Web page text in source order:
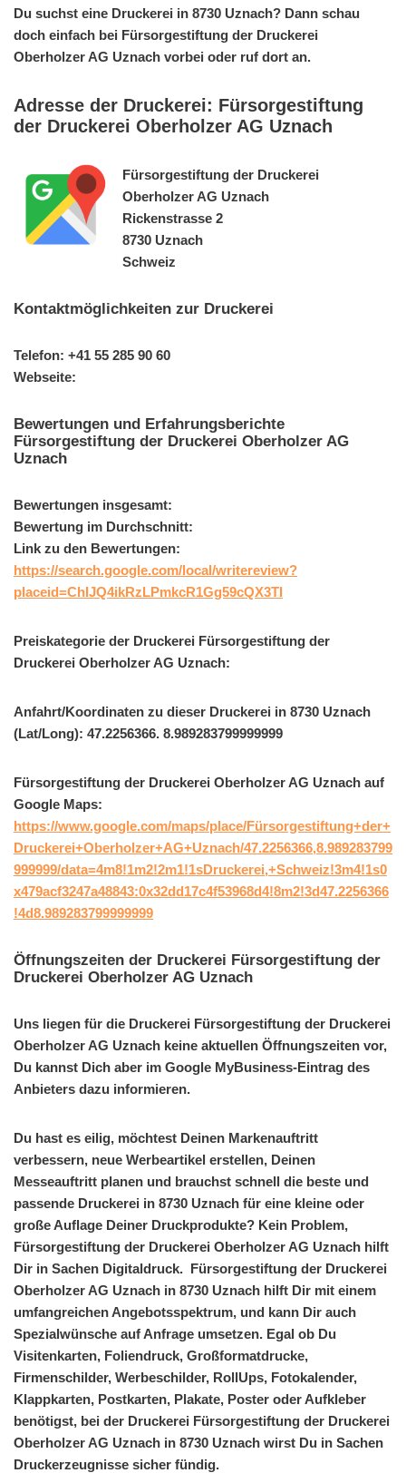
Du suchst eine Druckerei in 8730 Uznach? Dann schau
doch einfach bei Fürsorgestiftung der Druckerei
Oberholzer AG Uznach vorbei oder ruf dort an.
Adresse der Druckerei: Fürsorgestiftung
der Druckerei Oberholzer AG Uznach
Fürsorgestiftung der Druckerei
Oberholzer AG Uznach
Rickenstrasse 2
8730 Uznach
Schweiz
Kontaktmöglichkeiten zur Druckerei
Telefon: +41 55 285 90 60
Webseite:
Bewertungen und Erfahrungsberichte
Fürsorgestiftung der Druckerei Oberholzer AG
Uznach
Bewertungen insgesamt:
Bewertung im Durchschnitt:
Link zu den Bewertungen:
https://search.google.com/local/writereview?
placeid=ChIJQ4ikRzLPmkcR1Gg59cQX3TI
Preiskategorie der Druckerei Fürsorgestiftung der
Druckerei Oberholzer AG Uznach:
Anfahrt/Koordinaten zu dieser Druckerei in 8730 Uznach
(Lat/Long): 47.2256366. 8.989283799999999
Fürsorgestiftung der Druckerei Oberholzer AG Uznach auf
Google Maps:
https://www.google.com/maps/place/Fürsorgestiftung+der+
Druckerei+Oberholzer+AG+Uznach/47.2256366,8.989283799
999999/data=4m8!1m2!2m1!1sDruckerei,+Schweiz!3m4!1s0
x479acf3247a48843:0x32dd17c4f53968d4!8m2!3d47.2256366
!4d8.989283799999999
Öffnungszeiten der Druckerei Fürsorgestiftung der
Druckerei Oberholzer AG Uznach
Uns liegen für die Druckerei Fürsorgestiftung der Druckerei
Oberholzer AG Uznach keine aktuellen Öffnungszeiten vor,
Du kannst Dich aber im Google MyBusiness-Eintrag des
Anbieters dazu informieren.
Du hast es eilig, möchtest Deinen Markenauftritt
verbessern, neue Werbeartikel erstellen, Deinen
Messeauftritt planen und brauchst schnell die beste und
passende Druckerei in 8730 Uznach für eine kleine oder
große Auflage Deiner Druckprodukte? Kein Problem,
Fürsorgestiftung der Druckerei Oberholzer AG Uznach hilft
Dir in Sachen Digitaldruck. Fürsorgestiftung der Druckerei
Oberholzer AG Uznach in 8730 Uznach hilft Dir mit einem
umfangreichen Angebotsspektrum, und kann Dir auch
Spezialwünsche auf Anfrage umsetzen. Egal ob Du
Visitenkarten, Foliendruck, Großformatdrucke,
Firmenschilder, Werbeschilder, RollUps, Fotokalender,
Klappkarten, Postkarten, Plakate, Poster oder Aufkleber
benötigst, bei der Druckerei Fürsorgestiftung der Druckerei
Oberholzer AG Uznach in 8730 Uznach wirst Du in Sachen
Druckerzeugnisse sicher fündig.